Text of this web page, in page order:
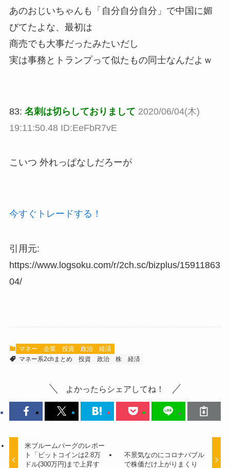
あのおじいちゃんも「自分自分自分」で中国に媚
びてたよな、最初は
商売でも大事だったみたいだし
実は事務とトランプって似たもの同士なんだよｗ
83: 名刺は切らしておりまして 2020/06/04(木)
19:11:50.48 ID:EeFbR7vE
こいつ 外れっぱなしだろーが
今すぐトレードする！
引用元:
https://www.logsoku.com/r/2ch.sc/bizplus/15911863
04/
マネー 企業 投資 政治
経済
マネー系2chまとめ
投資 政治 株 経済
よかったらシェアしてね！
米ブルームバーグのレポー
ト「ビットコインは2.8万
ドル(300万円)まで上昇す
不景気なのにコロナバブル
で株価だけ上がりまくり